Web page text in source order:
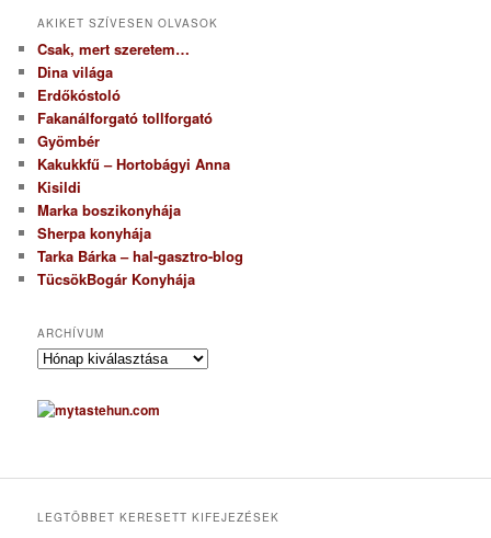
AKIKET SZÍVESEN OLVASOK
Csak, mert szeretem…
Dina világa
Erdőkóstoló
Fakanálforgató tollforgató
Gyömbér
Kakukkfű – Hortobágyi Anna
Kisildi
Marka boszikonyhája
Sherpa konyhája
Tarka Bárka – hal-gasztro-blog
TücsökBogár Konyhája
ARCHÍVUM
A
c
h
u
LEGTÖBBET KERESETT KIFEJEZÉSEK